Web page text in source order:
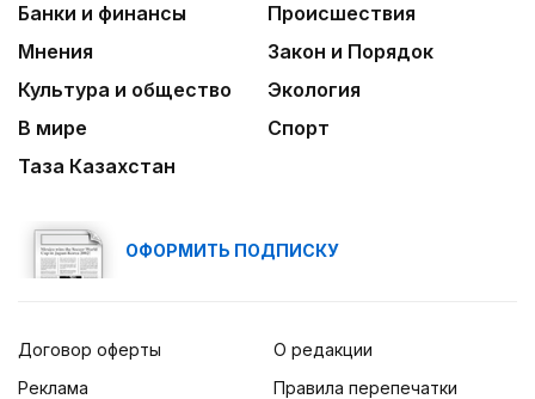
Банки и финансы
Происшествия
Мнения
Закон и Порядок
Культура и общество
Экология
В мире
Спорт
Таза Казахстан
ОФОРМИТЬ ПОДПИСКУ
Договор оферты
Реклама
О редакции
Правила перепечатки